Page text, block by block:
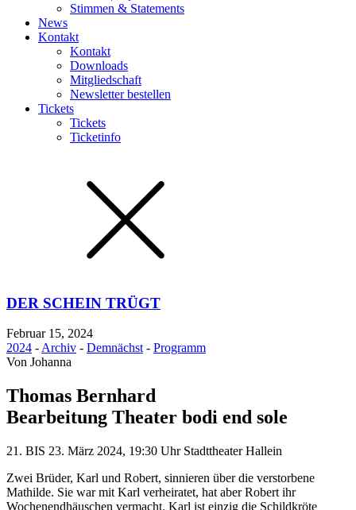
Stimmen & Statements
News
Kontakt
Kontakt
Downloads
Mitgliedschaft
Newsletter bestellen
Tickets
Tickets
Ticketinfo
DER SCHEIN TRÜGT
Februar 15, 2024
2024 -Archiv - Demnächst- Programm
Von Johanna
Thomas Bernhard
Bearbeitung Theater bodi end sole
21. BIS 23. März 2024, 19:30 Uhr Stadttheater Hallein
Zwei Brüder, Karl und Robert, sinnieren über die verstorbene
Mathilde. Sie war mit Karl verheiratet, hat aber Robert ihr
Wochenendhäuschen vermacht. Karl ist einzig die Schildkröte